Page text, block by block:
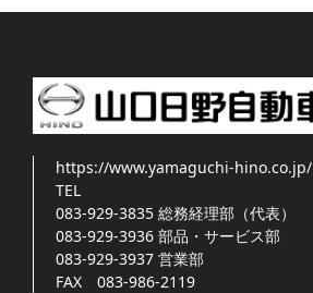
https://www.yamaguchi-hino.co.jp/
TEL
083-929-3835 総務経理部（代表）
083-929-3936 部品・サービス部
083-929-3937 営業部
FAX 083-986-2119